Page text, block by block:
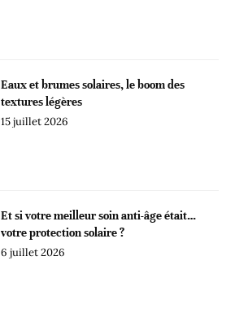
Eaux et brumes solaires, le boom des
textures légères
15 juillet 2026
Et si votre meilleur soin anti-âge était…
votre protection solaire ?
6 juillet 2026